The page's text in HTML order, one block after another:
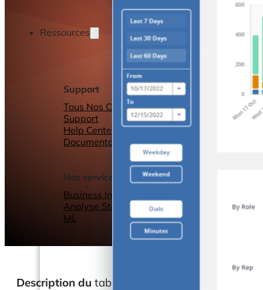
Ressources
Support
Tous Nos Canaux de
Support
Help Center &
Documentation
Nos services
Business Intelligence
Analyse Statistique &
ML
Autres
Tableaux de
Connecteurs
Description du tableau de bord